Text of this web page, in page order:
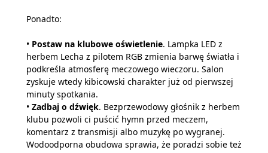
Ponadto:
• Postaw na klubowe oświetlenie. Lampka LED z
herbem Lecha z pilotem RGB zmienia barwę światła i
podkreśla atmosferę meczowego wieczoru. Salon
zyskuje wtedy kibicowski charakter już od pierwszej
minuty spotkania.
• Zadbaj o dźwięk. Bezprzewodowy głośnik z herbem
klubu pozwoli ci puścić hymn przed meczem,
komentarz z transmisji albo muzykę po wygranej.
Wodoodporna obudowa sprawia, że poradzi sobie też